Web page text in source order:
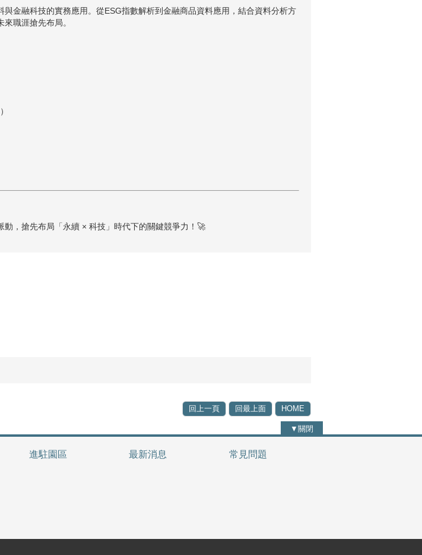
金融科技的實務應用。從ESG指數解析到金融商品資料應用，結合資料分析方
職涯搶先布局。
，搶先布局「永續 × 科技」時代下的關鍵競爭力！🚀
回上一頁 回最上面 HOME
▼關閉
進駐園區 最新消息 常見問題